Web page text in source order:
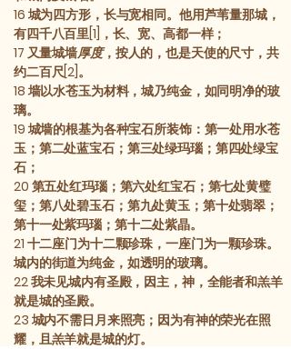
16 城为四方形，长与宽相同。他用芦苇量那城，
有四千八百里[1]，长、宽、高都一样；
17 又量城墙厚度，按人的，也是天使的尺寸，共
约二百尺[2]。
18 墙以水苍玉为材料，城乃纯金，如同明净的玻
璃。
19 城墙的根基为各种宝石所装饰：第一处用水苍
玉；第二处蓝宝石；第三处绿玛瑙；第四处绿宝
石；
20 第五处红玛瑙；第六处红宝石；第七处黄璧
玺；第八处碧玉石；第九处黄玉；第十处翡翠；
第十一处紫玛瑙；第十二处紫晶。
21 十二座门为十二颗珍珠，一座门为一颗珍珠。
城内的街道为纯金，如透明的玻璃。
22我未见城内有圣殿，因主，神，全能者和羔羊
就是城的圣殿。
23 城内不需日月来照亮；因为有神的荣光在照
耀，且羔羊就是城的灯。